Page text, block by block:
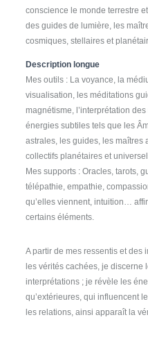
conscience le monde terrestre
des guides de lumière, les
cosmiques, stellaires et
Description longue
Mes outils : La voyance, la
visualisation, les méditations
magnétisme, l’interprétation
énergies subtiles tels que les
astrales, les guides, les maîtres
collectifs planétaires et
Mes supports : Oracles, tarots,
télépathie, empathie,
qu’elles viennent, intuition…
certains éléments.
A partir de mes ressentis et des
les vérités cachées, je discerne
interprétations ; je révèle les
qu’extérieures, qui influencent
les relations, ainsi apparaît la